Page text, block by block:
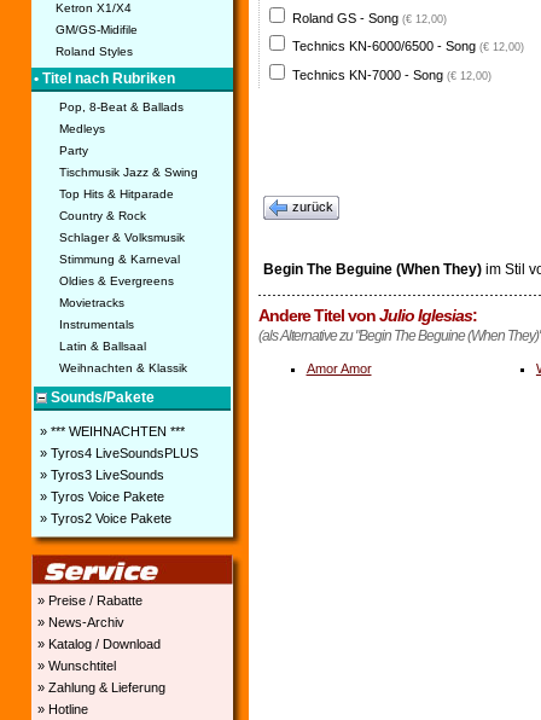
Ketron X1/X4
GM/GS-Midifile
Roland Styles
• Titel nach Rubriken
Pop, 8-Beat & Ballads
Medleys
Party
Tischmusik Jazz & Swing
Top Hits & Hitparade
Country & Rock
Schlager & Volksmusik
Stimmung & Karneval
Oldies & Evergreens
Movietracks
Instrumentals
Latin & Ballsaal
Weihnachten & Klassik
Sounds/Pakete
» *** WEIHNACHTEN ***
» Tyros4 LiveSoundsPLUS
» Tyros3 LiveSounds
» Tyros Voice Pakete
» Tyros2 Voice Pakete
» Preise / Rabatte
» News-Archiv
» Katalog / Download
» Wunschtitel
» Zahlung & Lieferung
» Hotline
Roland GS - Song (€ 12,00)
Technics KN-6000/6500 - Song (€ 12,00)
Technics KN-7000 - Song (€ 12,00)
zurück
Begin The Beguine (When They)im Stil
Andere Titel vonJulio Iglesias:
(als Alternative zu "Begin The Beguine (When
Amor Amor